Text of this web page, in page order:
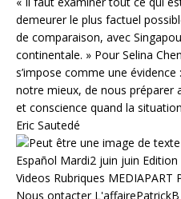
demeurer le plus factuel
de comparaison, avec
continentale. » Pour Selina
s’impose comme une évidence
notre mieux, de nous préparer
et conscience quand la situation
Eric Sautedé